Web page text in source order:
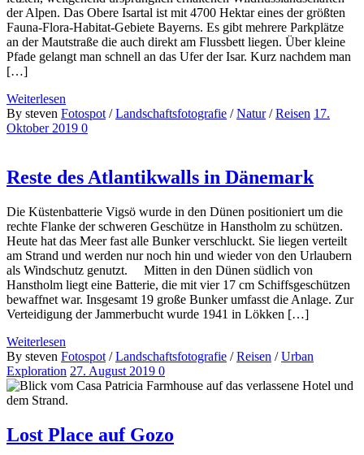
der Alpen. Das Obere Isartal ist mit 4700 Hektar eines der größten
Fauna-Flora-Habitat-Gebiete Bayerns. Es gibt mehrere Parkplätze
an der Mautstraße die auch direkt am Flussbett liegen. Über kleine
Pfade gelangt man schnell an das Ufer der Isar. Kurz nachdem man
[…]
Weiterlesen
By steven Fotospot /Landschaftsfotografie /Natur/Reisen 17.
Oktober 2019 0
Reste des Atlantikwalls in Dänemark
Die Küstenbatterie Vigsö wurde in den Dünen positioniert um die
rechte Flanke der schweren Geschütze in Hanstholm zu schützen.
Heute hat das Meer fast alle Bunker verschluckt. Sie liegen verteilt
am Strand und werden nur noch hin und wieder von den Urlaubern
als Windschutz genutzt. Mitten in den Dünen südlich von
Hanstholm liegt eine Batterie, die mit vier 17 cm Schiffsgeschützen
bewaffnet war. Insgesamt 19 große Bunker umfasst die Anlage. Zur
Verteidigung der Jammerbucht wurde 1941 in Lökken […]
Weiterlesen
By steven Fotospot /Landschaftsfotografie /Reisen /Urban
Exploration 27. August 2019 0
Lost Place auf Gozo